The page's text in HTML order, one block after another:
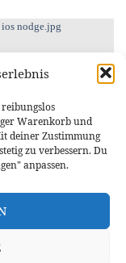
Warenkorb und
deiner Zustimmung
zu verbessern. Du
anpassen.
Wifi Aufkleber
WÄHLEN